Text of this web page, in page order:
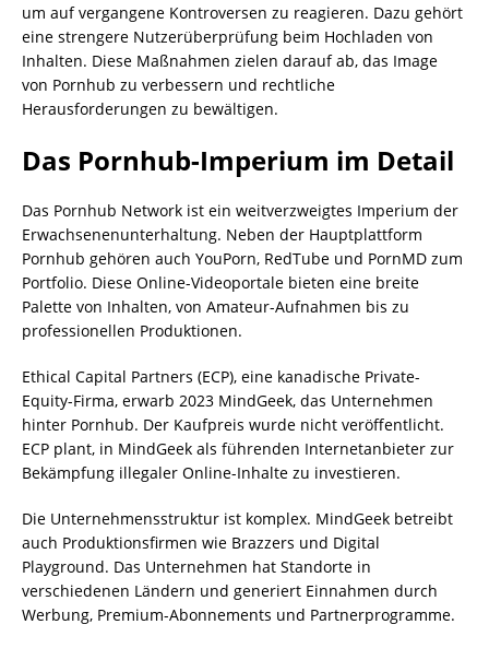
um auf vergangene Kontroversen zu reagieren. Dazu gehört
eine strengere Nutzerüberprüfung beim Hochladen von
Inhalten. Diese Maßnahmen zielen darauf ab, das Image
von Pornhub zu verbessern und rechtliche
Herausforderungen zu bewältigen.
Das Pornhub-Imperium im Detail
Das Pornhub Network ist ein weitverzweigtes Imperium der
Erwachsenenunterhaltung. Neben der Hauptplattform
Pornhub gehören auch YouPorn, RedTube und PornMD zum
Portfolio. Diese Online-Videoportale bieten eine breite
Palette von Inhalten, von Amateur-Aufnahmen bis zu
professionellen Produktionen.
Ethical Capital Partners (ECP), eine kanadische Private-
Equity-Firma, erwarb 2023 MindGeek, das Unternehmen
hinter Pornhub. Der Kaufpreis wurde nicht veröffentlicht.
ECP plant, in MindGeek als führenden Internetanbieter zur
Bekämpfung illegaler Online-Inhalte zu investieren.
Die Unternehmensstruktur ist komplex. MindGeek betreibt
auch Produktionsfirmen wie Brazzers und Digital
Playground. Das Unternehmen hat Standorte in
verschiedenen Ländern und generiert Einnahmen durch
Werbung, Premium-Abonnements und Partnerprogramme.